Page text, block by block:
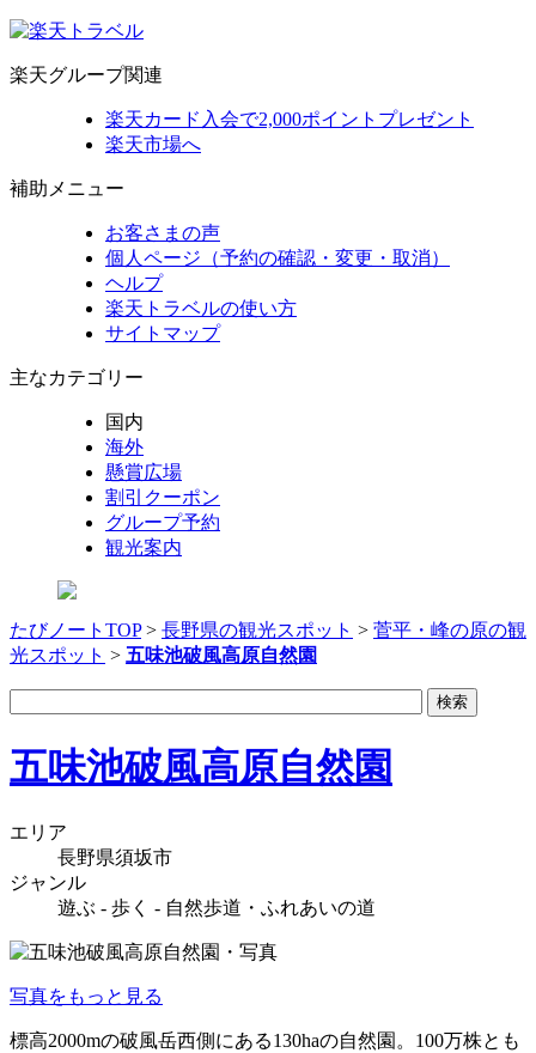
楽天グループ関連
楽天カード入会で2,000ポイントプレゼント
楽天市場へ
補助メニュー
お客さまの声
個人ページ（予約の確認・変更・取消）
ヘルプ
楽天トラベルの使い方
サイトマップ
主なカテゴリー
国内
海外
懸賞広場
割引クーポン
グループ予約
観光案内
たびノートTOP> 長野県の観光スポット > 菅平・峰の原の観
光スポット > 五味池破風高原自然園
五味池破風高原自然園
エリア
長野県須坂市
ジャンル
遊ぶ - 歩く - 自然歩道・ふれあいの道
写真をもっと見る
標高2000mの破風岳西側にある130haの自然園。100万株とも